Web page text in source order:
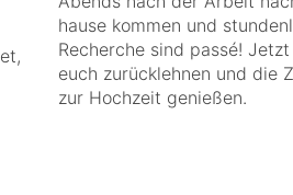
hause kommen und
Recherche sind passé!
euch zurücklehnen und die
zur Hochzeit genießen.